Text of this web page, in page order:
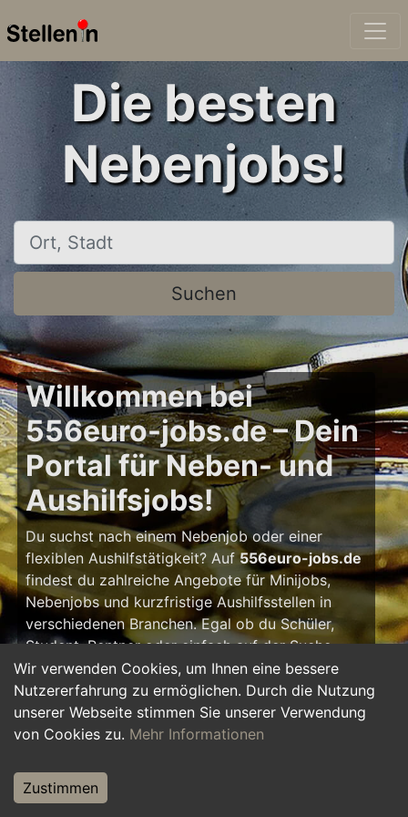
Wir verwenden Cookies, um Ihnen eine bessere
Nutzererfahrung zu ermöglichen. Durch die Nutzung
unserer Webseite stimmen Sie unserer Verwendung
von Cookies zu. Mehr Informationen
Zustimmen
Die besten
Nebenjobs!
Ort, Stadt
Suchen
Willkommen bei
556euro-jobs.de – Dein
Portal für Neben- und
Aushilfsjobs!
Du suchst nach einem Nebenjob oder einer
flexiblen Aushilfstätigkeit? Auf556euro-jobs.de
findest du zahlreiche Angebote für Minijobs,
Nebenjobs und kurzfristige Aushilfsstellen in
verschiedenen Branchen. Egal ob du Schüler,
Student, Rentner oder einfach auf der Suche
nach einem kleinen Zusatzverdienst bist – hier
findest du die passende Tätigkeit, die zu deinem
Zeitplan passt.
Ein Nebenjob oder Aushilfsjob bietet viele